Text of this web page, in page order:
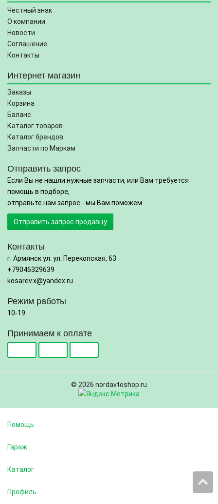
Честный знак
О компании
Новости
Соглашение
Контакты
Интернет магазин
Заказы
Корзина
Баланс
Каталог товаров
Каталог брендов
Запчасти по Маркам
Отправить запрос
Если Вы не нашли нужные запчасти, или Вам требуется
помощь в подборе,
отправьте нам запрос - мы Вам поможем
Отправить запрос продавцу
Контакты
г. Армянск ул. ул. Перекопская, 63
+79046329639
kosarev.x@yandex.ru
Режим работы
10-19
Принимаем к оплате
© 2026 nordavtoshop.ru
Помощь
Гараж
Каталог
Профиль